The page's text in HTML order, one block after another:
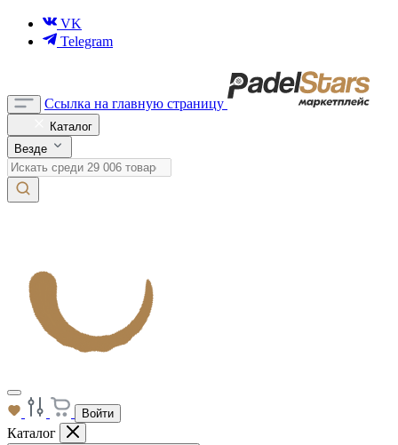
VK
Telegram
Ссылка на главную страницу
Каталог
Везде
Войти
Каталог